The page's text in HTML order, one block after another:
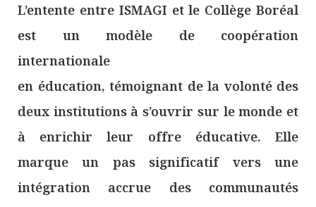
L’entente entre ISMAGI et le Collège Boréal
est un modèle de coopération
internationale
en éducation, témoignant de la volonté des
deux institutions à s’ouvrir sur le monde et
à enrichir leur offre éducative. Elle
marque un pas significatif vers une
intégration accrue des communautés